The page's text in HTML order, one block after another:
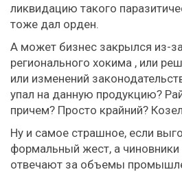
ликвидацию такого
тоже дал орден.
А может бизнес закрылся из-
регионального хокима , или
или изменений
упал на данную продукцию?
причем? Просто крайний?
Ну и самое страшное, если
формальный жест, а чиновники
отвечают за объемы